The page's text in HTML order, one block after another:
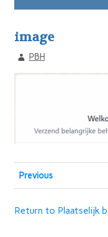
image
PBH
Previous
Return to Plaatselijk